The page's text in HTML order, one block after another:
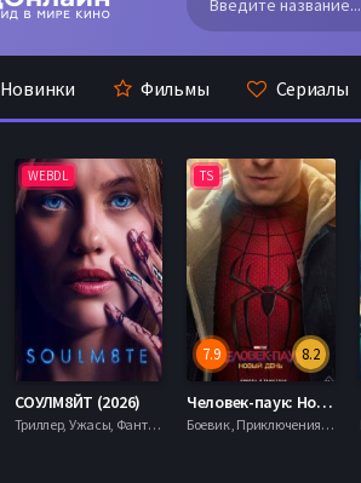
Новинки Фильмы Сериалы
WEBDL
СОУЛМ8ЙТ (2026)
Триллер, Ужасы, Фантастика,
TS
8.2
7.9
Человек-паук: Новый день (2026)
Боевик , Приключения, Фантастика, Фэнтези,